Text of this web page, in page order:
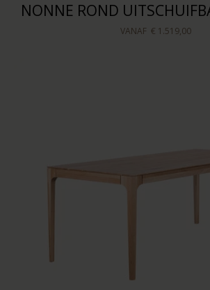
NONNE ROND
VANAF € 1.519,00